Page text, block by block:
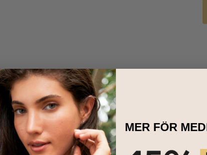
har en vacker form, vårt Graverade familjehalsband
och den perfekta presenten till dig med! Detta vackra
varandra. Varje berlock har en gravering i ditt val i ett
berlocker
per berlock
typsnitt
MER FÖR